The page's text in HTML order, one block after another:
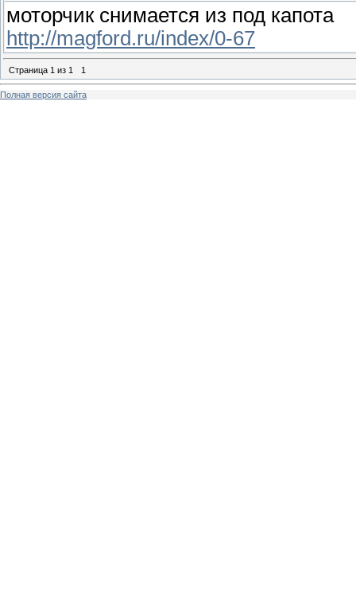
моторчик снимается из под капота
http://magford.ru/index/0-67
Страница 1 из 1 1
Полная версия сайта